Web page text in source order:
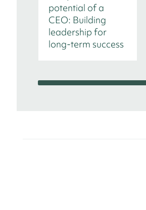
potential of a
CEO: Building
leadership for
long-term success